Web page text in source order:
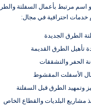
اسم مرتبط بأعمال السفلتة
احترافية في مجال:
الطرق الجديدة
تأهيل الطرق القديمة
الحفر والتشققات
الأسفلت المقشوط
وتمهيد الطرق قبل السفلتة
مشاريع البلديات والقطاع الخاص